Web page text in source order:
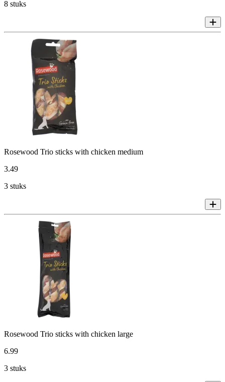
8 stuks
Rosewood Trio sticks with chicken medium
3.49
3 stuks
Rosewood Trio sticks with chicken large
6.99
3 stuks